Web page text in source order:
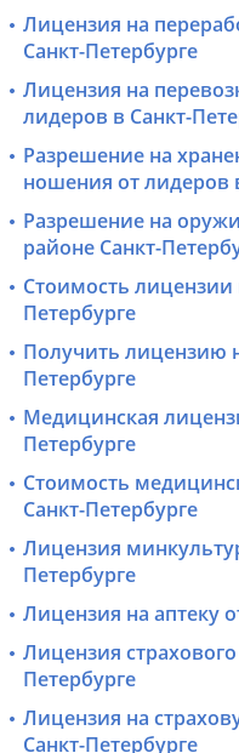
Лицензия на
Санкт-Петербурге
Лицензия на
лидеров в Санкт-
Разрешение на
ношения от лидеров
Разрешение на
районе Санкт-
Стоимость лицензии
Петербурге
Получить лицензию
Петербурге
Медицинская
Петербурге
Стоимость
Санкт-Петербурге
Лицензия
Петербурге
Лицензия на аптеку
Лицензия
Петербурге
Лицензия на
Санкт-Петербурге